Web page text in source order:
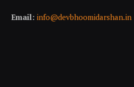
Email: info@devbhoomidarshan.in